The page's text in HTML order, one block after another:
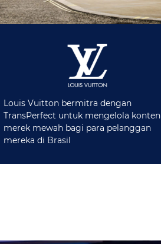
Louis Vuitton bermitra dengan
TransPerfect untuk mengelola konten
merek mewah bagi para pelanggan
mereka di Brasil